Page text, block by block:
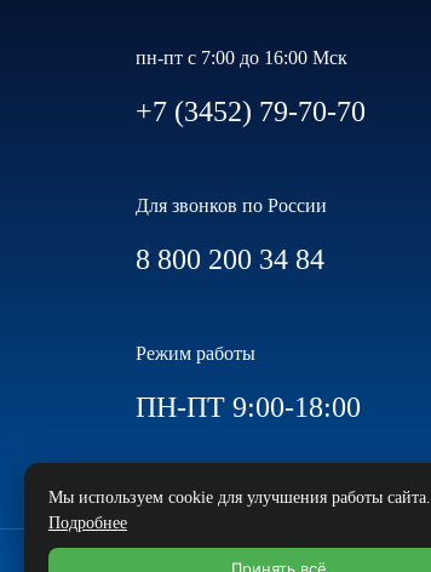
пн-пт с 7:00 до 16:00 Мск
+7 (3452) 79-70-70
Для звонков по России
8 800 200 34 84
Режим работы
ПН-ПТ 9:00-18:00
Мы используем cookie для улучшения работы сайта.
Подробнее